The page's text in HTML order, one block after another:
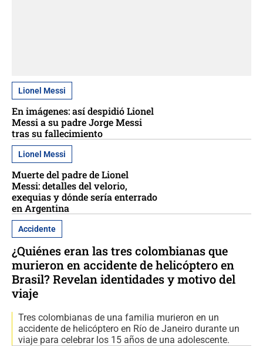
Lionel Messi
En imágenes: así despidió Lionel
Messi a su padre Jorge Messi
tras su fallecimiento
Lionel Messi
Muerte del padre de Lionel
Messi: detalles del velorio,
exequias y dónde sería enterrado
en Argentina
Accidente
¿Quiénes eran las tres colombianas que
murieron en accidente de helicóptero en
Brasil? Revelan identidades y motivo del
viaje
Tres colombianas de una familia murieron en un
accidente de helicóptero en Río de Janeiro durante un
viaje para celebrar los 15 años de una adolescente.